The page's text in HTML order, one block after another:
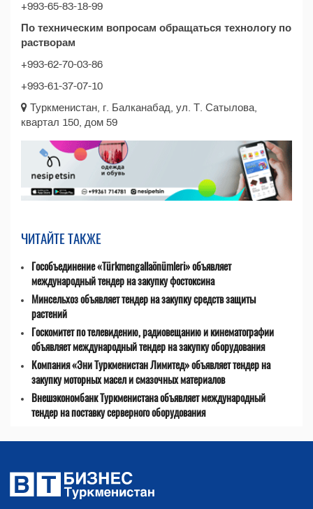
+993-65-83-18-99
По техническим вопросам обращаться технологу по
растворам
+993-62-70-03-86
+993-61-37-07-10
Туркменистан, г. Балканабад, ул. Т. Сатылова,
квартал 150, дом 59
ЧИТАЙТЕ ТАКЖЕ
Гособъединение «Türkmengallaönümleri» объявляет
международный тендер на закупку фостоксина
Минсельхоз объявляет тендер на закупку средств защиты
растений
Госкомитет по телевидению, радиовещанию и кинематографии
объявляет международный тендер на закупку оборудования
Компания «Эни Туркменистан Лимитед» объявляет тендер на
закупку моторных масел и смазочных материалов
Внешэкономбанк Туркменистана объявляет международный
тендер на поставку серверного оборудования